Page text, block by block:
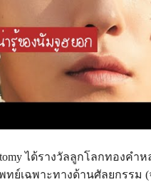
ได้รางวัลลูกโลกทองคำห
ทย์เฉพาะทางด้านศัลยกรรม